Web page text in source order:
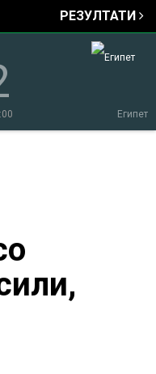
РЕЗУЛТАТИ
Египет